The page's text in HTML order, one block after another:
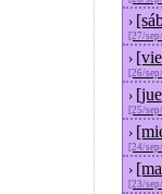
›
[27/
›
[26/
›
[25/
›
[24/
›
[23/